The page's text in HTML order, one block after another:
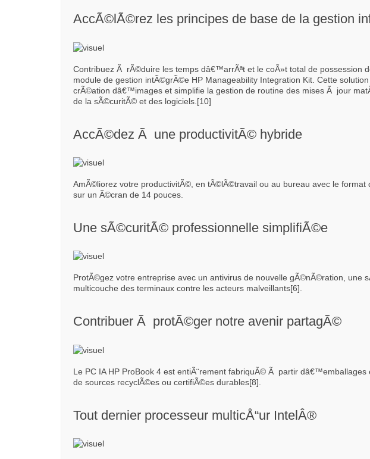
AccÃ©lÃ©rez les principes de base de la gestion
Contribuez Ã rÃ©duire les temps dâ€™arrÃªt et le coÃ»t total de possession
module de gestion intÃ©grÃ©e HP Manageability Integration Kit. Cette solution
crÃ©ation dâ€™images et simplifie la gestion de routine des mises Ã jour
de la sÃ©curitÃ© et des logiciels.[10]
AccÃ©dez Ã une productivitÃ© hybride
AmÃ©liorez votre productivitÃ©, en tÃ©lÃ©travail ou au bureau avec le
sur un Ã©cran de 14 pouces.
Une sÃ©curitÃ© professionnelle simplifiÃ©e
ProtÃ©gez votre entreprise avec un antivirus de nouvelle gÃ©nÃ©ration, une
multicouche des terminaux contre les acteurs malveillants[6].
Contribuer Ã protÃ©ger notre avenir partagÃ©
Le PC IA HP ProBook 4 est entiÃ¨rement fabriquÃ© Ã partir dâ€™emballages
de sources recyclÃ©es ou certifiÃ©es durables[8].
Tout dernier processeur multicÅ“ur IntelÂ®